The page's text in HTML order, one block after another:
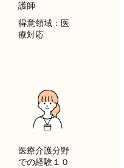
護師
得意領域：医
療対応
医療介護分野
での経験１０